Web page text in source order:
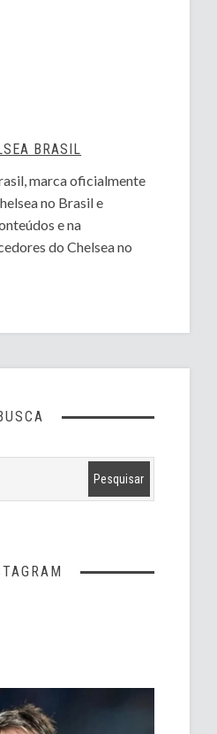
BRASIL
marca oficialmente
no Brasil e
e na
do Chelsea no